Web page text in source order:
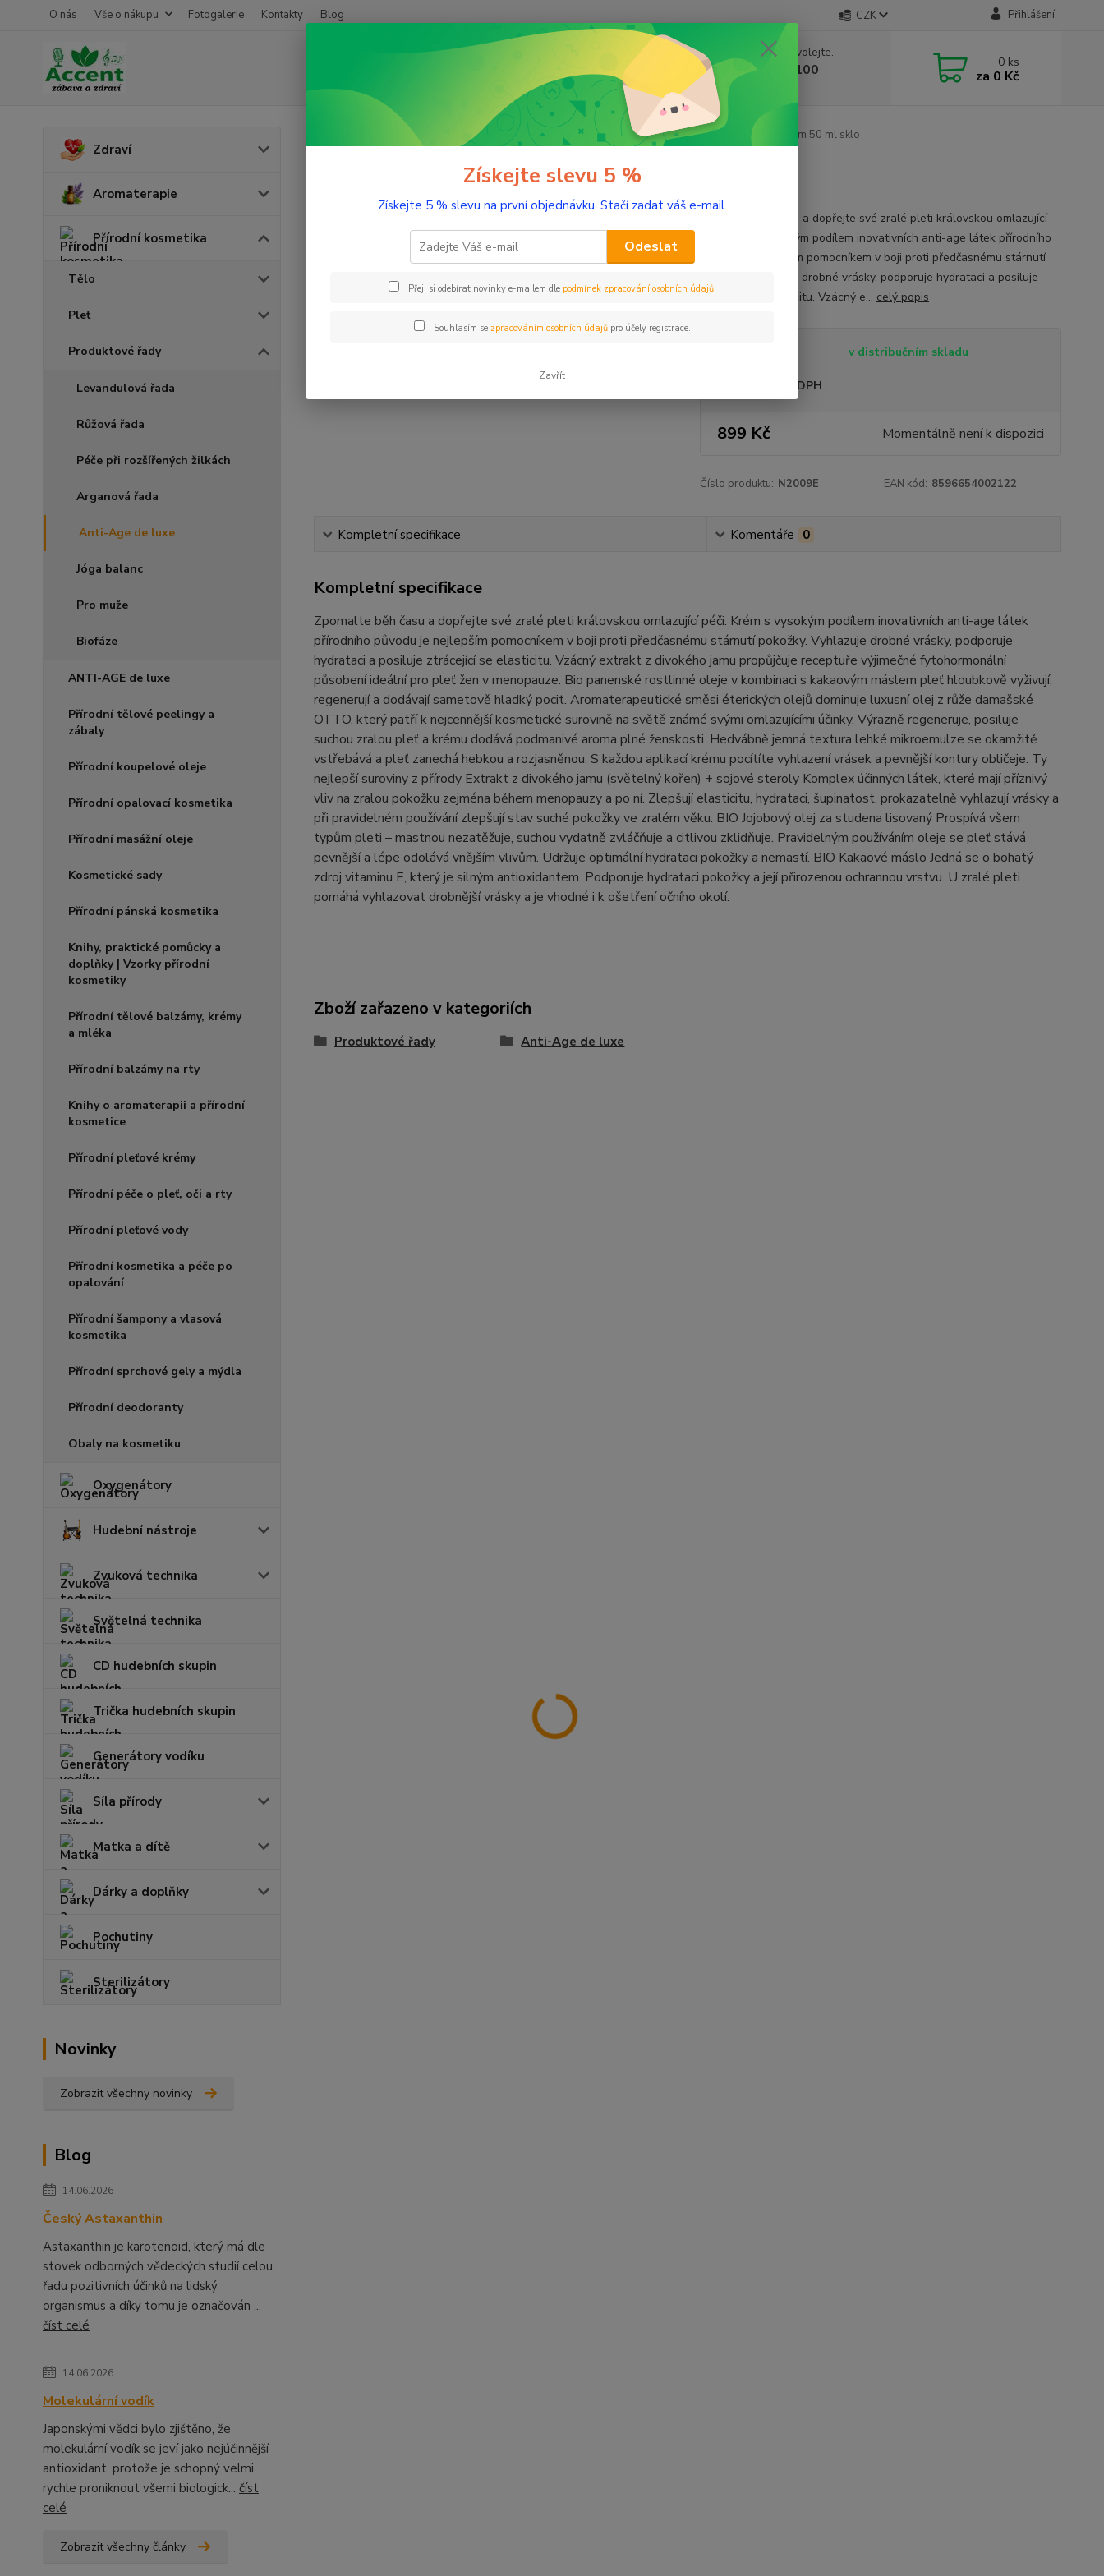
O nás Vše o nákupu Fotogalerie Kontakty Blog CZK Přihlášení
Nevíte si rady? Zavolejte.
+420 603 332 100
(Po-Pá, 10-17 hod.)
0 ks
za 0 Kč
Zdraví
Aromaterapie
Přírodní kosmetika
Tělo
Pleť
Produktové řady
Levandulová řada
Růžová řada
Péče při rozšířených žilkách
Arganová řada
Anti-Age de luxe
Jóga balanc
Pro muže
Biofáze
ANTI-AGE de luxe
Přírodní tělové peelingy a
zábaly
Přírodní koupelové oleje
Přírodní opalovací kosmetika
Přírodní masážní oleje
Kosmetické sady
Přírodní pánská kosmetika
Knihy, praktické pomůcky a
doplňky | Vzorky přírodní
kosmetiky
Přírodní tělové balzámy, krémy
a mléka
Přírodní balzámy na rty
Knihy o aromaterapii a přírodní
kosmetice
Přírodní pleťové krémy
Přírodní péče o pleť, oči a rty
Přírodní pleťové vody
Přírodní kosmetika a péče po
opalování
Přírodní šampony a vlasová
kosmetika
Přírodní sprchové gely a mýdla
Přírodní deodoranty
Obaly na kosmetiku
Oxygenátory
Hudební nástroje
Zvuková technika
Světelná technika
CD hudebních skupin
Trička hudebních skupin
Generátory vodíku
Síla přírody
Matka a dítě
Dárky a doplňky
Pochutiny
Sterilizátory
Novinky
Zobrazit všechny novinky
Blog
14.06.2026
Český Astaxanthin
Astaxanthin je karotenoid, který má dle
stovek odborných vědeckých studií celou
řadu pozitivních účinků na lidský
organismus a díky tomu je označován ...
číst celé
14.06.2026
Molekulární vodík
Japonskými vědci bylo zjištěno, že
molekulární vodík se jeví jako nejúčinnější
antioxidant, protože je schopný velmi
rychle proniknout všemi biologick... číst
celé
Zobrazit všechny články
Přírodní kosmetika Produktové řady Anti-Age de luxe Bioaktivní omlazující krém 50 ml sklo
Bioaktivní omlazující krém 50 ml sklo
Zpomalte běh času a dopřejte své zralé pleti královskou omlazující
péči. Krém s vysokým podílem inovativních anti-age látek přírodního
původu je nejlepším pomocníkem v boji proti předčasnému stárnutí
pokožky. Vyhlazuje drobné vrásky, podporuje hydrataci a posiluje
ztrácející se elasticitu. Vzácný e... celý popis
v distribučním skladu
Nejsme plátci DPH
899 Kč Momentálně není k dispozici
Číslo produktu: N2009E EAN kód: 8596654002122
Kompletní specifikace Komentáře 0
Kompletní specifikace
Zpomalte běh času a dopřejte své zralé pleti královskou omlazující péči. Krém s vysokým podílem inovativních anti-age látek
přírodního původu je nejlepším pomocníkem v boji proti předčasnému stárnutí pokožky. Vyhlazuje drobné vrásky, podporuje
hydrataci a posiluje ztrácející se elasticitu. Vzácný extrakt z divokého jamu propůjčuje receptuře výjimečné fytohormonální
působení ideální pro pleť žen v menopauze. Bio panenské rostlinné oleje v kombinaci s kakaovým máslem pleť hloubkově vyživují,
regenerují a dodávají sametově hladký pocit. Aromaterapeutické směsi éterických olejů dominuje luxusní olej z růže damašské
OTTO, který patří k nejcennější kosmetické surovině na světě známé svými omlazujícími účinky. Výrazně regeneruje, posiluje
suchou zralou pleť a krému dodává podmanivé aroma plné ženskosti. Hedvábně jemná textura lehké mikroemulze se okamžitě
vstřebává a pleť zanechá hebkou a rozjasněnou. S každou aplikací krému pocítíte vyhlazení vrásek a pevnější kontury obličeje. Ty
nejlepší suroviny z přírody Extrakt z divokého jamu (světelný kořen) + sojové steroly Komplex účinných látek, které mají příznivý
vliv na zralou pokožku zejména během menopauzy a po ní. Zlepšují elasticitu, hydrataci, šupinatost, prokazatelně vyhlazují vrásky a
při pravidelném používání zlepšují stav suché pokožky ve zralém věku. BIO Jojobový olej za studena lisovaný Prospívá všem
typům pleti – mastnou nezatěžuje, suchou vydatně zvláčňuje a citlivou zklidňuje. Pravidelným používáním oleje se pleť stává
pevnější a lépe odolává vnějším vlivům. Udržuje optimální hydrataci pokožky a nemastí. BIO Kakaové máslo Jedná se o bohatý
zdroj vitaminu E, který je silným antioxidantem. Podporuje hydrataci pokožky a její přirozenou ochrannou vrstvu. U zralé pleti
pomáhá vyhlazovat drobnější vrásky a je vhodné i k ošetření očního okolí.
Zboží zařazeno v kategoriích
Produktové řady Anti-Age de luxe
Získejte slevu 5 %
Získejte 5 % slevu na první objednávku. Stačí zadat váš e-mail.
Odeslat
Přeji si odebírat novinky e-mailem dle podmínek zpracování osobních údajů.
Souhlasím se zpracováním osobních údajůpro účely registrace.
Zavřít